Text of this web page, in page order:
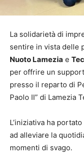
La solidarietà di
sentire in vista delle
Nuoto Lamezia e
per offrire un
presso il reparto di
Paolo II” di Lamezia
L’iniziativa ha
ad alleviare la
momenti di svago.